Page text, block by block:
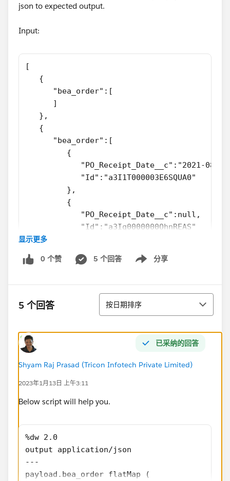
json to expected output.
Input:
[
   {
      "bea_order":[
      ]
   },
   {
      "bea_order":[
         {
"PO_Receipt_Date__c":"2021-08-
            "Id":"a3I1T000003E6SQUA0"
         },
         {
            "PO_Receipt_Date__c":null,
            "Id":"a3Iq0000000OhnREAS"
         },
         {
            "PO_Receipt_Date__c":null,
      ]
      "bea_order":[
         {
"PO_Receipt_Date__c":"2022-05-
         }
      ]
   {
      "bea_order":[
      ]
   }
]
显示更多
0 个赞 5 个回答 分享
Show menu
5 个回答 排序
按日期排序
已采纳的回答
Shyam Raj Prasad (Tricon Infotech Private Limited)
2023年1月13日 上午3:11
Below script will help you.
%dw 2.0
output application/json
---
payload.bea_order flatMap (